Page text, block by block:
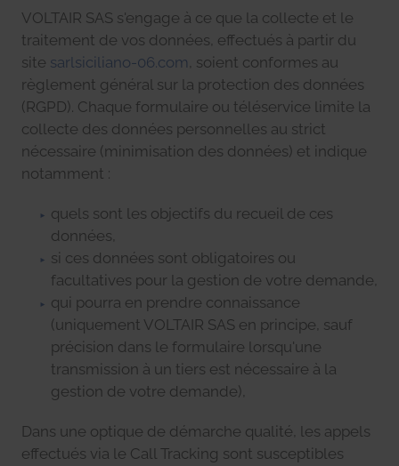
VOLTAIR SAS s'engage à ce que la collecte et le
traitement de vos données, effectués à partir du
site sarlsiciliano-06.com , soient conformes au
règlement général sur la protection des données
(RGPD). Chaque formulaire ou téléservice limite la
collecte des données personnelles au strict
nécessaire (minimisation des données) et indique
notamment :
quels sont les objectifs du recueil de ces
données,
si ces données sont obligatoires ou
facultatives pour la gestion de votre demande,
qui pourra en prendre connaissance
(uniquement VOLTAIR SAS en principe, sauf
précision dans le formulaire lorsqu'une
transmission à un tiers est nécessaire à la
gestion de votre demande),
Dans une optique de démarche qualité, les appels
effectués via le Call Tracking sont susceptibles